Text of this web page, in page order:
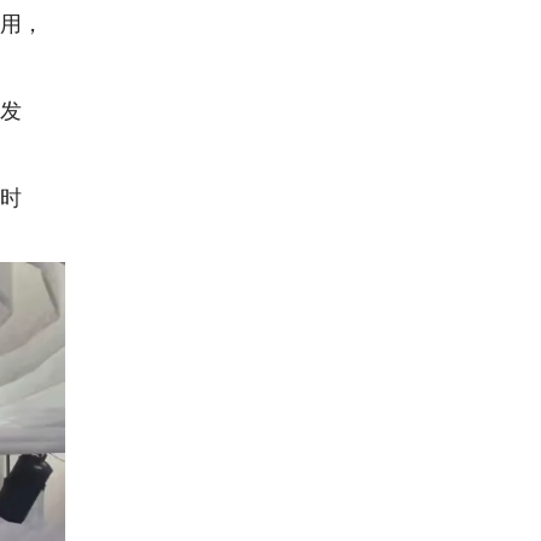
，